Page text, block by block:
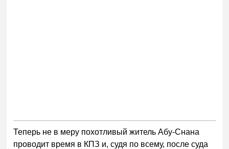
Теперь не в меру похотливый житель Абу-Снана
проводит время в КПЗ и, судя по всему, после суда